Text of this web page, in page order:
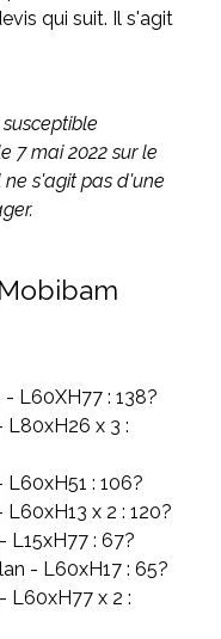
qui suit. Il s'agit
7 mai 2022 sur le
ne s'agit pas d'une
L60XH77 : 138?
L80xH26 x 3 :
: 106?
x 2 : 120?
L15xH77 : 67?
- L60xH17 : 65?
L60xH77 x 2 :